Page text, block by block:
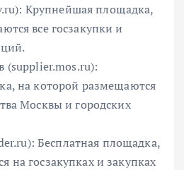
Крупнейшая площадка,
все госзакупки и
(supplier.mos.ru):
на которой размещаются
Москвы и городских
Бесплатная площадка,
на госзакупках и закупках